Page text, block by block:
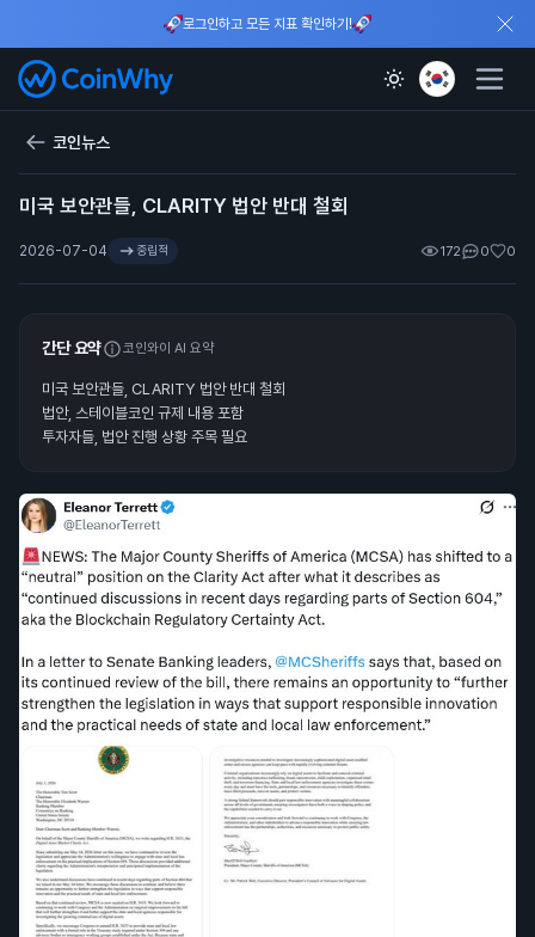
로그인하고 모든 지표 확인하기!
코인뉴스
미국 보안관들, CLARITY 법안 반대 철회
2026-07-04 중립적 172 0 0
간단 요약 코인와이 AI 요약
미국 보안관들, CLARITY 법안 반대 철회
법안, 스테이블코인 규제 내용 포함
투자자들, 법안 진행 상황 주목 필요